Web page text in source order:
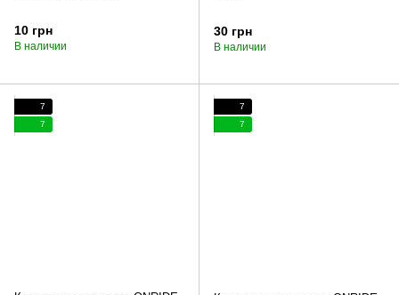
10 грн
В наличии
30 грн
В наличии
7
7
7
7